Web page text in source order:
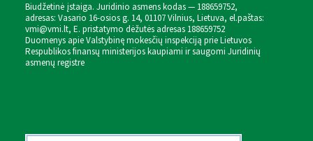
Biudžetinė įstaiga. Juridinio asmens kodas — 188659752,
adresas: Vasario 16-osios g. 14, 01107 Vilnius, Lietuva, el.paštas:
vmi@vmi.lt, E. pristatymo dėžutės adresas 188659752
Duomenys apie Valstybinę mokesčių inspekciją prie Lietuvos
Respublikos finansų ministerijos kaupiami ir saugomi Juridinių
asmenų registre